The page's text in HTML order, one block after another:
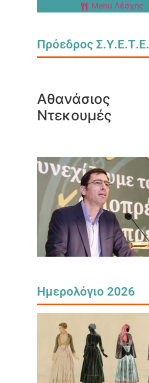
Menu Λέσχης
Πρόεδρος Σ.Υ.Ε.Τ.Ε.
Αθανάσιος
Ντεκουμές
Ημερολόγιο 2026